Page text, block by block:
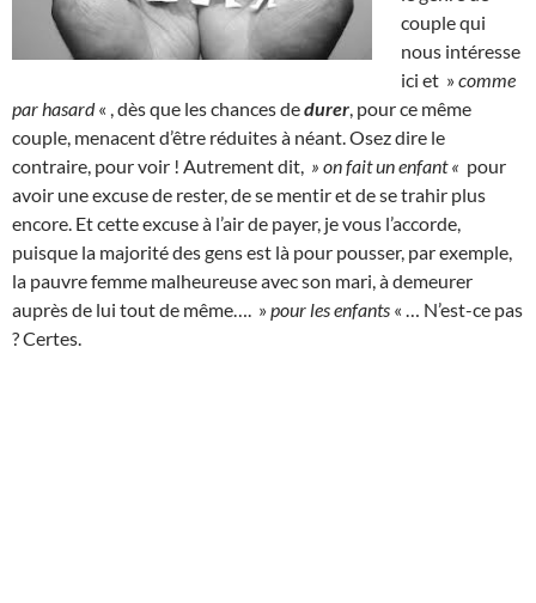
couple qui
nous intéresse
ici et »comme
par hasard« , dès que les chances dedurer , pour ce même
couple, menacent d’être réduites à néant. Osez dire le
contraire, pour voir ! Autrement dit, » on fait un enfant « pour
avoir une excuse de rester, de se mentir et de se trahir plus
encore. Et cette excuse à l’air de payer, je vous l’accorde,
puisque la majorité des gens est là pour pousser, par exemple,
la pauvre femme malheureuse avec son mari, à demeurer
auprès de lui tout de même…. »pour les enfants « … N’est-ce pas
? Certes.